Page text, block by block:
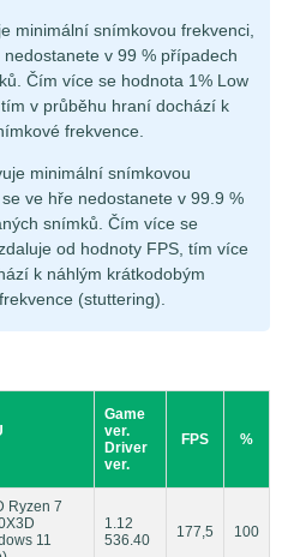
minimální snímkovou frekvenci,
v 99 % případech
Čím více se hodnota 1% Low
v průběhu hraní dochází k
frekvence.
minimální snímkovou
ve hře nedostanete v 99.9 %
snímků. Čím více se
od hodnoty FPS, tím více
k náhlým krátkodobým
(stuttering).
Game
ver.
Driver
ver.
FPS %
Ryzen 7
11
1.12
536.40
177,5 100